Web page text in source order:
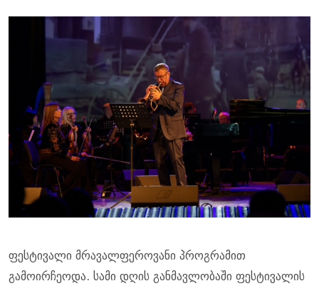
ფესტივალი მრავალფეროვანი პროგრამით
გამოირჩეოდა. სამი დღის განმავლობაში ფესტივალის